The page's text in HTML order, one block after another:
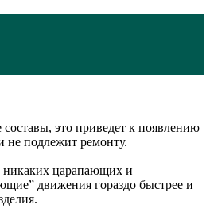
это приведет к появлению
не подлежит ремонту.
никаких царапающих и
движения гораздо быстрее и